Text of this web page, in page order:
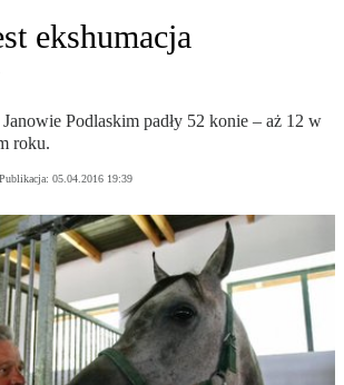
ekshumacja
Podlaskim padły 52 konie – aż 12 w
roku.
Publikacja: 05.04.2016 19:39